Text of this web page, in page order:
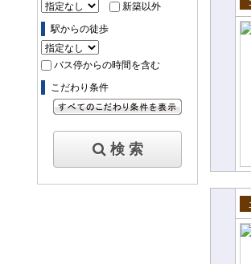
新築以外
駅からの徒歩
バス停からの時間を含む
こだわり条件
検 索